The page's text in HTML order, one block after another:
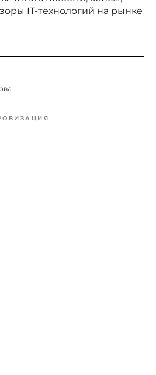
IT-технологий на рынке